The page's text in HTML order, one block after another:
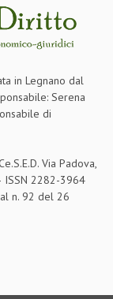
in Legnano dal
Serena
di
Via Padova,
ISSN 2282-3964
n. 92 del 26